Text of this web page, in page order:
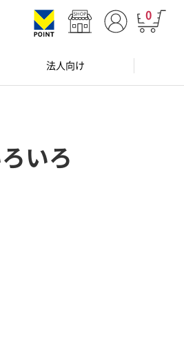
0
法人向け
いろ